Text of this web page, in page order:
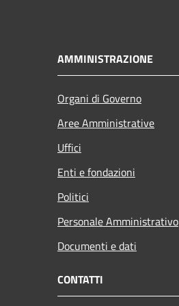
AMMINISTRAZIONE
Organi di Governo
Aree Amministrative
Uffici
Enti e fondazioni
Politici
Personale Amministrativo
Documenti e dati
CONTATTI